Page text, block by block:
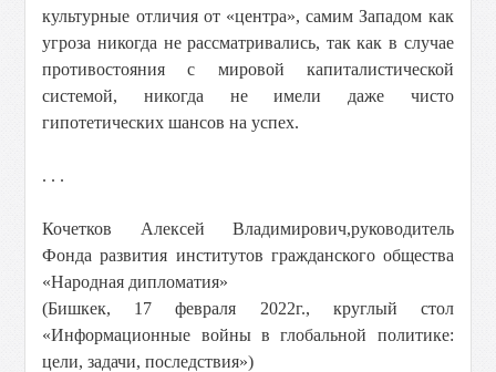
культурные отличия от «центра», самим Западом как
угроза никогда не рассматривались, так как в случае
противостояния с мировой капиталистической
системой, никогда не имели даже чисто
гипотетических шансов на успех.
. . .
Кочетков Алексей Владимирович,руководитель
Фонда развития институтов гражданского общества
«Народная дипломатия»
(Бишкек, 17 февраля 2022г., круглый стол
«Информационные войны в глобальной политике:
цели, задачи, последствия»)